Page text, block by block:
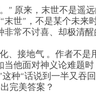
” 原来，末世不是遥
世”，不是某个未来
常不讨喜、却极清醒
、接地气 。作者不是
他面对神义论难题时
种“话说到一半又吞
完美答案？
加入购物车